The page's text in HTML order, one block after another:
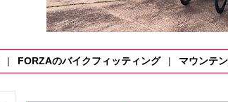
FORZAのバイクフィッティング マウンテ